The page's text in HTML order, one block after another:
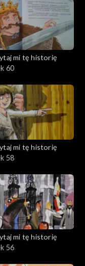
mi tę historię
60
mi tę historię
58
mi tę historię
56